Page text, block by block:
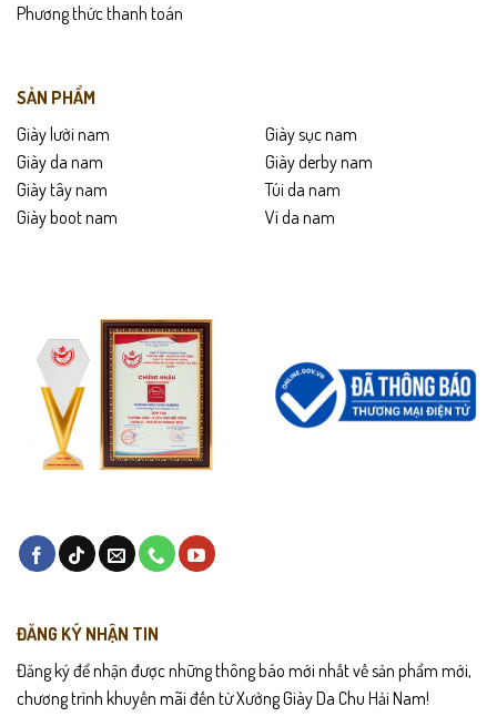
Phương thức thanh toán
SẢN PHẨM
Giày lười nam
Giày da nam
Giày tây nam
Giày boot nam
Giày sục nam
Giày derby nam
Túi da nam
Ví da nam
ĐĂNG KÝ NHẬN TIN
Đăng ký để nhận được những thông báo mới nhất về sản phẩm mới,
chương trình khuyến mãi đến từ Xưởng Giày Da Chu Hải Nam!